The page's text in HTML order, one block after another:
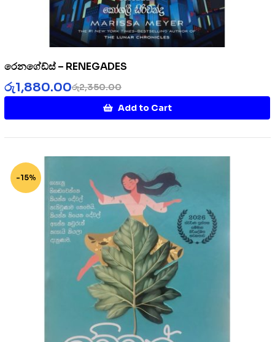
රෙනගේඩ්ස් – RENEGADES
රු2,350.00
රු1,880.00
Add to Cart
-15%